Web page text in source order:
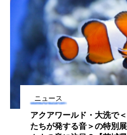
イッカク イトウ
イモリ
イリエワニ イワナ
ウツボ ウナギ ウ
ウマヅラハギ
エゾアイナメ オオカミウ
ニュース
アクアワールド・大洗で
たちが発する音＞の特別